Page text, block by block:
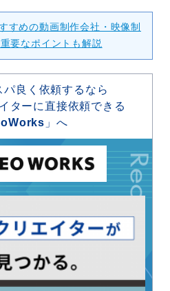
すめの動画制作会社・映像制
要なポイントも解説
パ良く依頼するなら
ターに直接依頼できる
」へ